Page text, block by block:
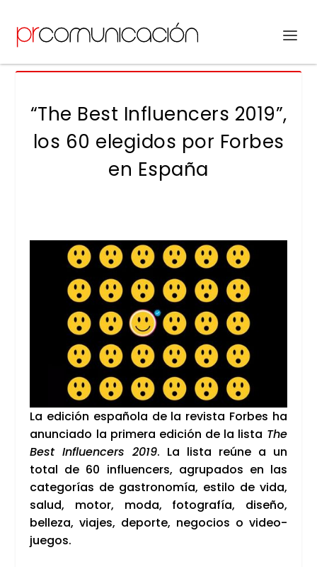
“The Best Influencers 2019”,
los 60 elegidos por Forbes
en España
La edi­ción espa­ño­la de la revis­ta For­bes ha
anun­cia­do la pri­me­ra edi­ción de la lis­ta The
Best Influen­cers 2019. La lis­ta reúne a un
total de 60 influen­cers, agru­pa­dos en las
cate­go­rías de gas­tro­no­mía, esti­lo de vida,
salud, motor, moda, foto­gra­fía, dise­ño,
belle­za, via­jes, depor­te, nego­cios o video­
jue­gos.